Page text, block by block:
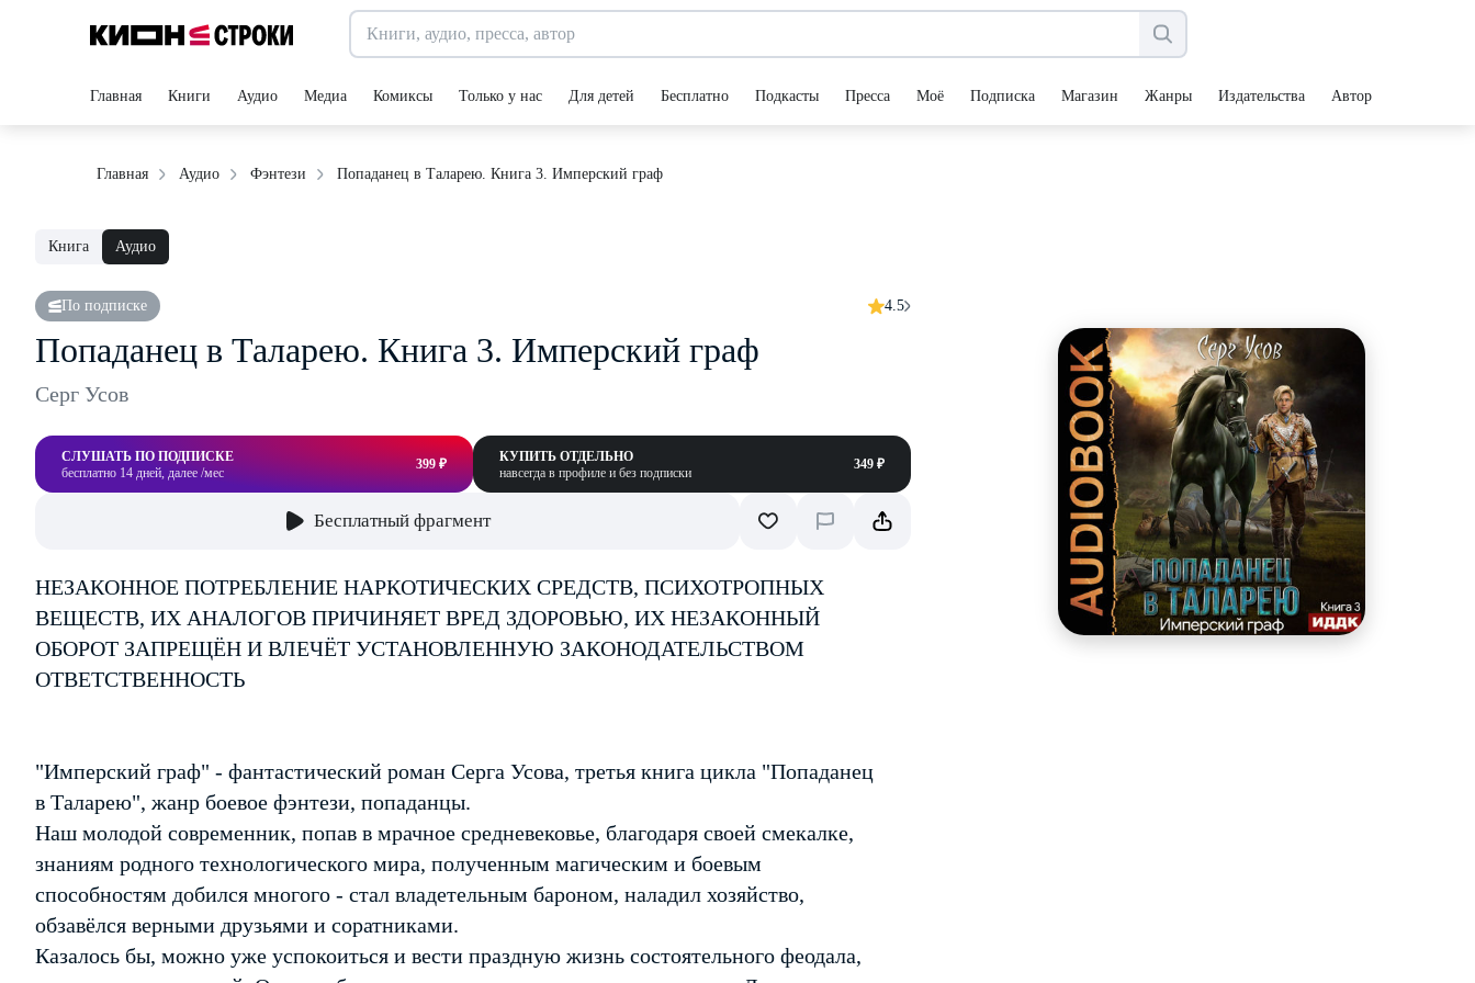
Главная Книги Аудио Медиа Комиксы Только у нас Для детей Бесплатно Подкасты Пресса Моё Подписка Магазин Жанры Издательства Авторы
Главная Аудио Фэнтези Попаданец в Таларею. Книга 3. Имперский граф
Книга Аудио
По подписке 4.5
Попаданец в Таларею. Книга 3. Имперский граф
Серг Усов
СЛУШАТЬ ПО ПОДПИСКЕ
бесплатно 14 дней, далее /мес
399 ₽
КУПИТЬ ОТДЕЛЬНО
навсегда в профиле и без подписки
349 ₽
Бесплатный фрагмент
НЕЗАКОННОЕ ПОТРЕБЛЕНИЕ НАРКОТИЧЕСКИХ СРЕДСТВ, ПСИХОТРОПНЫХ
ВЕЩЕСТВ, ИХ АНАЛОГОВ ПРИЧИНЯЕТ ВРЕД ЗДОРОВЬЮ, ИХ НЕЗАКОННЫЙ
ОБОРОТ ЗАПРЕЩЁН И ВЛЕЧЁТ УСТАНОВЛЕННУЮ ЗАКОНОДАТЕЛЬСТВОМ
ОТВЕТСТВЕННОСТЬ
"Имперский граф" - фантастический роман Серга Усова, третья книга цикла "Попаданец
в Таларею", жанр боевое фэнтези, попаданцы.
Наш молодой современник, попав в мрачное средневековье, благодаря своей смекалке,
знаниям родного технологического мира, полученным магическим и боевым
способностям добился многого - стал владетельным бароном, наладил хозяйство,
обзавёлся верными друзьями и соратниками.
Казалось бы, можно уже успокоиться и вести праздную жизнь состоятельного феодала,